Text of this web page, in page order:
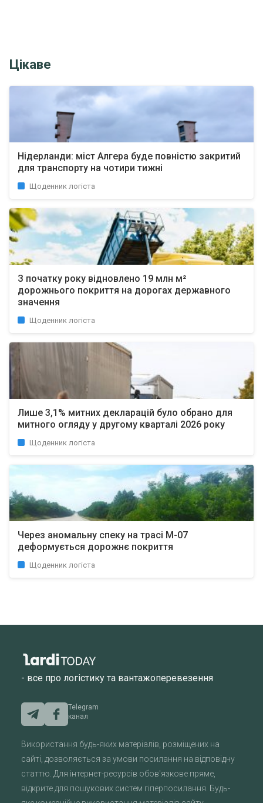
Цікаве
Нідерланди: міст Алгера буде повністю закритий
для транспорту на чотири тижні
Щоденник логіста
З початку року відновлено 19 млн м²
дорожнього покриття на дорогах державного
значення
Щоденник логіста
Лише 3,1% митних декларацій було обрано для
митного огляду у другому кварталі 2026 року
Щоденник логіста
Через аномальну спеку на трасі М-07
деформується дорожнє покриття
Щоденник логіста
- все про логістику та вантажоперевезення
Telegram
канал
Використання будь-яких матеріалів, розміщених на
сайті, дозволяється за умови посилання на відповідну
статтю. Для інтернет-ресурсів обов'язкове пряме,
відкрите для пошукових систем гіперпосилання. Будь-